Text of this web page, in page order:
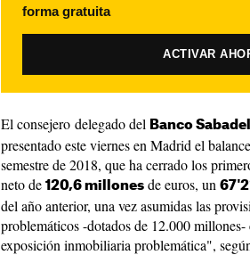
forma gratuita
ACTIVAR
El consejero delegado del Banco Sabadell
presentado este viernes en Madrid el
semestre de 2018, que ha cerrado los
neto de 120,6 millones de euros, un
del año anterior, una vez asumidas las
problemáticos -dotados de 12.000
exposición inmobiliaria problemática",